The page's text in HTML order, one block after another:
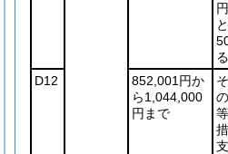
D12
852,001円か
ら1,044,000
円まで